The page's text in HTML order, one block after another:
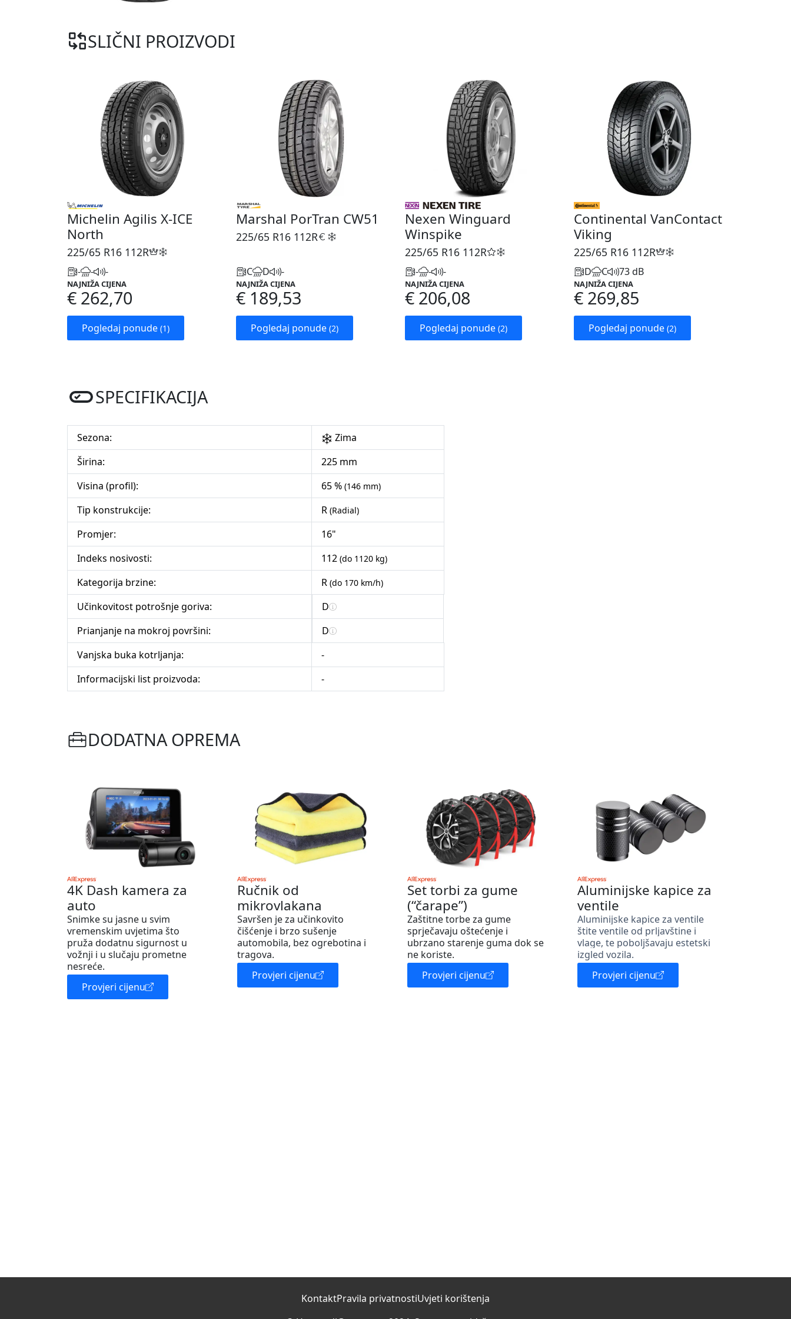
SLIČNI PROIZVODI
Michelin Agilis X-ICE
North
225/65 R16 112R
- - -
NAJNIŽA CIJENA
€ 262,70
Pogledaj ponude (1)
Marshal PorTran CW51
225/65 R16 112R
C D -
NAJNIŽA CIJENA
€ 189,53
Pogledaj ponude (2)
Nexen Winguard
Winspike
225/65 R16 112R
- - -
NAJNIŽA CIJENA
€ 206,08
Pogledaj ponude (2)
Continental VanContact
Viking
225/65 R16 112R
D C 73 dB
NAJNIŽA CIJENA
€ 269,85
Pogledaj ponude (2)
SPECIFIKACIJA
Sezona:
Zima
Širina:
225 mm
Visina (profil):
65 % (146 mm)
Tip konstrukcije: R (Radial)
Promjer:
16"
Indeks nosivosti:
112 (do 1120 kg)
Kategorija brzine: R (do 170 km/h)
Učinkovitost potrošnje goriva:
D
Prianjanje na mokroj površini:
D
Vanjska buka kotrljanja:
-
Informacijski list proizvoda:
-
DODATNA OPREMA
4K Dash kamera za
auto
Snimke su jasne u svim
vremenskim uvjetima što
pruža dodatnu sigurnost u
vožnji i u slučaju prometne
nesreće.
Provjeri cijenu
Ručnik od
mikrovlakana
Savršen je za učinkovito
čišćenje i brzo sušenje
automobila, bez ogrebotina i
tragova.
Provjeri cijenu
Set torbi za gume
(“čarape”)
Zaštitne torbe za gume
sprječavaju oštećenje i
ubrzano starenje guma dok se
ne koriste.
Provjeri cijenu
Aluminijske kapice za
ventile
Aluminijske kapice za ventile
štite ventile od prljavštine i
vlage, te poboljšavaju estetski
izgled vozila.
Provjeri cijenu
KontaktPravila privatnostiUvjeti korištenja